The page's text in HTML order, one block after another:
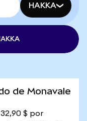
HAKKA
de Monavale
$ por